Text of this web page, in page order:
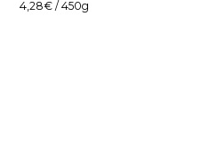
4,28€ / 450g